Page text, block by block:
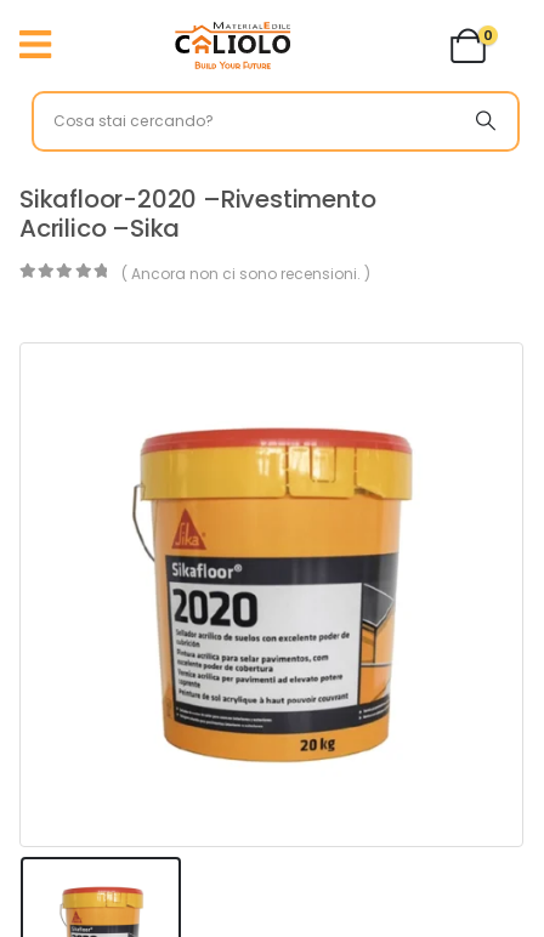
0
Sikafloor-2020 –Rivestimento
Acrilico –Sika
( Ancora non ci sono recensioni. )